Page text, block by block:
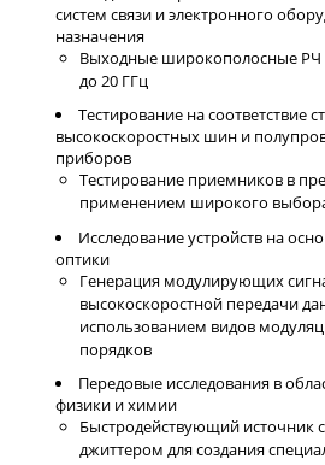
систем связи и электронного
назначения
Выходные широкополосные РЧ
до 20 ГГц
Тестирование на соответствие
высокоскоростных шин и
приборов
Тестирование приемников в
применением широкого
Исследование устройств на
оптики
Генерация модулирующих
высокоскоростной передачи
использованием видов
порядков
Передовые исследования в
физики и химии
Быстродействующий источник
джиттером для создания